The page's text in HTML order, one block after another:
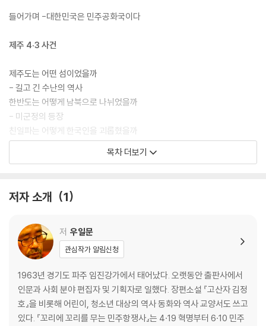
들어가며 -대한민국은 민주공화국이다
제주 4·3 사건
제주도는 어떤 섬이었을까
- 길고 긴 수난의 역사
한반도는 어떻게 남북으로 나뉘었을까
- 미군정의 등장
친일파는 어떻게 한국인을 괴롭혔을까
- 모리배와 간상배
- 제주도를 쓸어버린 그림자
- 서북청년단과 대동청년단의 행패
누가 제주도를 공격했을까
- 4월 3일의 비극
평화 회담은 어떻게 물거품이 되었을까 - 오라리 방화 사건과 경찰특공대
의 만행
제주도의 목소리는 어떻게 가로막혔을까 - 잠들지 않는 남도
4·3 이후 ― 4·3의 진실을 밝혀라!
목차 더보기
저자 소개 1
저 우일문
관심작가 알림신청
1963년 경기도 파주 임진강가에서 태어났다. 오랫동안 출판사에서
인문과 사회 분야 편집자 및 기획자로 일했다. 장편소설 『고산자 김정
호』을 비롯해 어린이, 청소년 대상의 역사 동화와 역사 교양서도 쓰고
있다. 『꼬리에 꼬리를 무는 민주항쟁사』는 4·19 혁명부터 6·10 민주